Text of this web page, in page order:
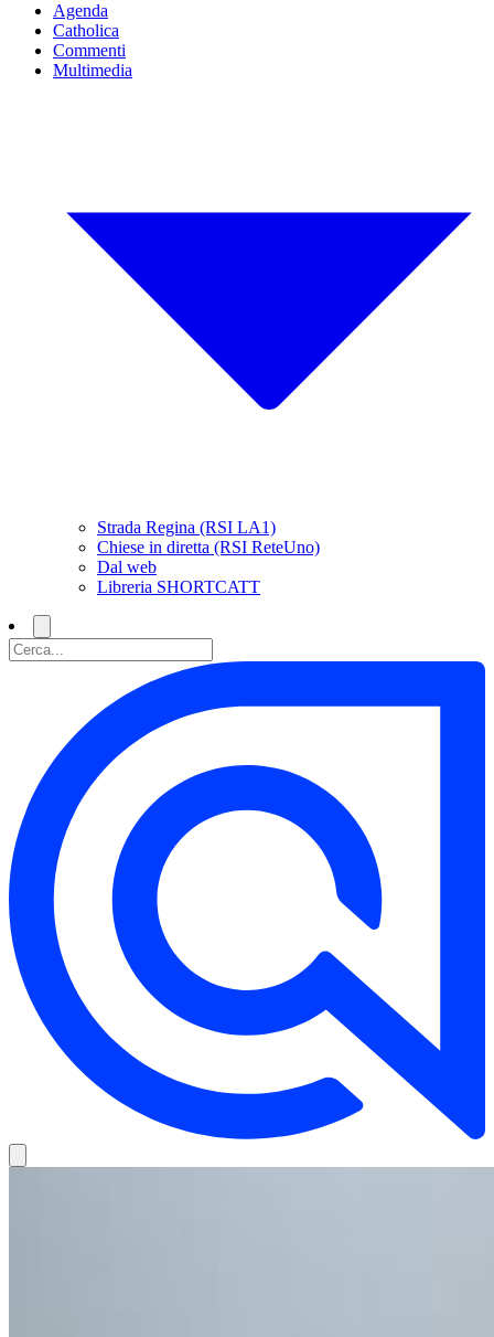
Agenda
Catholica
Commenti
Multimedia
Strada Regina (RSI LA1)
Chiese in diretta (RSI ReteUno)
Dal web
Libreria SHORTCATT